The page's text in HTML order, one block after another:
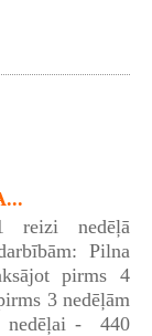
reizi nedēļā
Pilna
pirms 4
3 nedēļām
nedēļai - 440